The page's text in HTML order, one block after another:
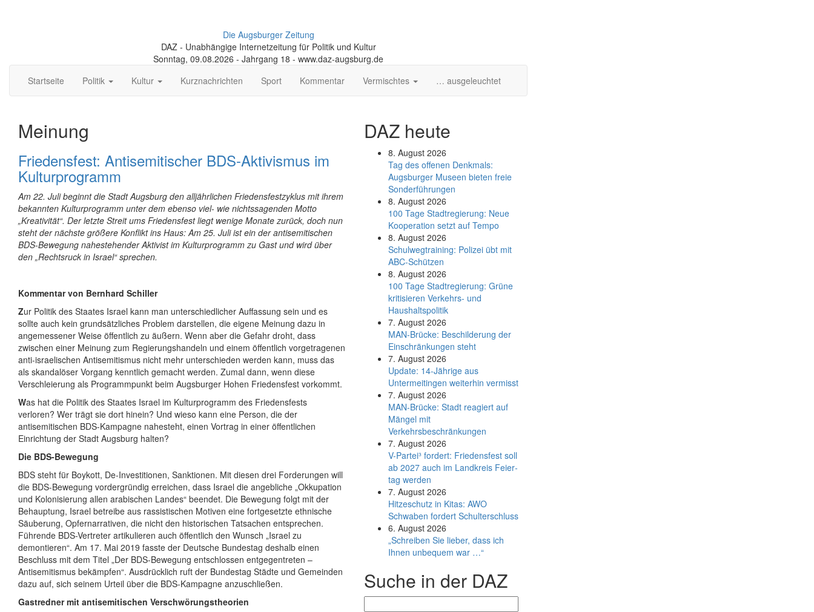
Die Augsburger Zeitung
DAZ - Unabhängige Internetzeitung für Politik und Kultur
Sonntag, 09.08.2026 - Jahrgang 18 - www.daz-augsburg.de
Startseite
Politik Kultur Kurznachrichten Sport Kommentar Vermischtes … ausgeleuchtet
Meinung
Friedensfest: Antisemitischer BDS-Aktivismus im
Kulturprogramm
Am 22. Juli beginnt die Stadt Augsburg den alljährlichen Friedensfestzyklus mit ihrem
bekannten Kulturprogramm unter dem ebenso viel- wie nichtssagenden Motto
„Kreativität“. Der letzte Streit ums Friedensfest liegt wenige Monate zurück, doch nun
steht der nächste größere Konflikt ins Haus: Am 25. Juli ist ein der antisemitischen
BDS-Bewegung nahestehender Aktivist im Kulturprogramm zu Gast und wird über
den „Rechtsruck in Israel“ sprechen.
Kommentar von Bernhard Schiller
Zur Politik des Staates Israel kann man unterschiedlicher Auffassung sein und es
sollte auch kein grundsätzliches Problem darstellen, die eigene Meinung dazu in
angemessener Weise öffentlich zu äußern. Wenn aber die Gefahr droht, dass
zwischen einer Meinung zum Regierungshandeln und einem öffentlich vorgetragenen
anti-israelischen Antisemitismus nicht mehr unterschieden werden kann, muss das
als skandalöser Vorgang kenntlich gemacht werden. Zumal dann, wenn diese
Verschleierung als Programmpunkt beim Augsburger Hohen Friedensfest vorkommt.
Was hat die Politik des Staates Israel im Kulturprogramm des Friedensfests
verloren? Wer trägt sie dort hinein? Und wieso kann eine Person, die der
antisemitischen BDS-Kampagne nahesteht, einen Vortrag in einer öffentlichen
Einrichtung der Stadt Augsburg halten?
Die BDS-Bewegung
BDS steht für Boykott, De-Investitionen, Sanktionen. Mit diesen drei Forderungen will
die BDS-Bewegung vordergründig erreichen, dass Israel die angebliche „Okkupation
und Kolonisierung allen arabischen Landes“ beendet. Die Bewegung folgt mit der
Behauptung, Israel betreibe aus rassistischen Motiven eine fortgesetzte ethnische
Säuberung, Opfernarrativen, die nicht den historischen Tatsachen entsprechen.
Führende BDS-Vertreter artikulieren auch öffentlich den Wunsch „Israel zu
demontieren“. Am 17. Mai 2019 fasste der Deutsche Bundestag deshalb einen
Beschluss mit dem Titel „Der BDS-Bewegung entschlossen entgegentreten –
Antisemitismus bekämpfen“. Ausdrücklich ruft der Bundestag Städte und Gemeinden
dazu auf, sich seinem Urteil über die BDS-Kampagne anzuschließen.
Gastredner mit antisemitischen Verschwörungstheorien
DAZ heute
8. August 2026
Tag des offenen Denkmals:
Augsburger Museen bieten freie
Sonderführungen
8. August 2026
100 Tage Stadtregierung: Neue
Kooperation setzt auf Tempo
8. August 2026
Schul­weg­trai­ning: Poli­zei übt mit
ABC-Schüt­zen
8. August 2026
100 Tage Stadtregierung: Grüne
kritisieren Verkehrs- und
Haushaltspolitik
7. August 2026
MAN-Brücke: Beschilderung der
Einschränkungen steht
7. August 2026
Update: 14-Jährige aus
Untermeitingen weiterhin vermisst
7. August 2026
MAN-Brücke: Stadt reagiert auf
Mängel mit
Verkehrsbeschränkungen
7. August 2026
V-Partei­³ fordert: Friedens­fest soll
ab 2027 auch im Land­kreis Feier­
tag werden
7. August 2026
Hitzeschutz in Kitas: AWO
Schwaben fordert Schulterschluss
6. August 2026
„Schreiben Sie lieber, dass ich
Ihnen unbequem war …“
Suche in der DAZ